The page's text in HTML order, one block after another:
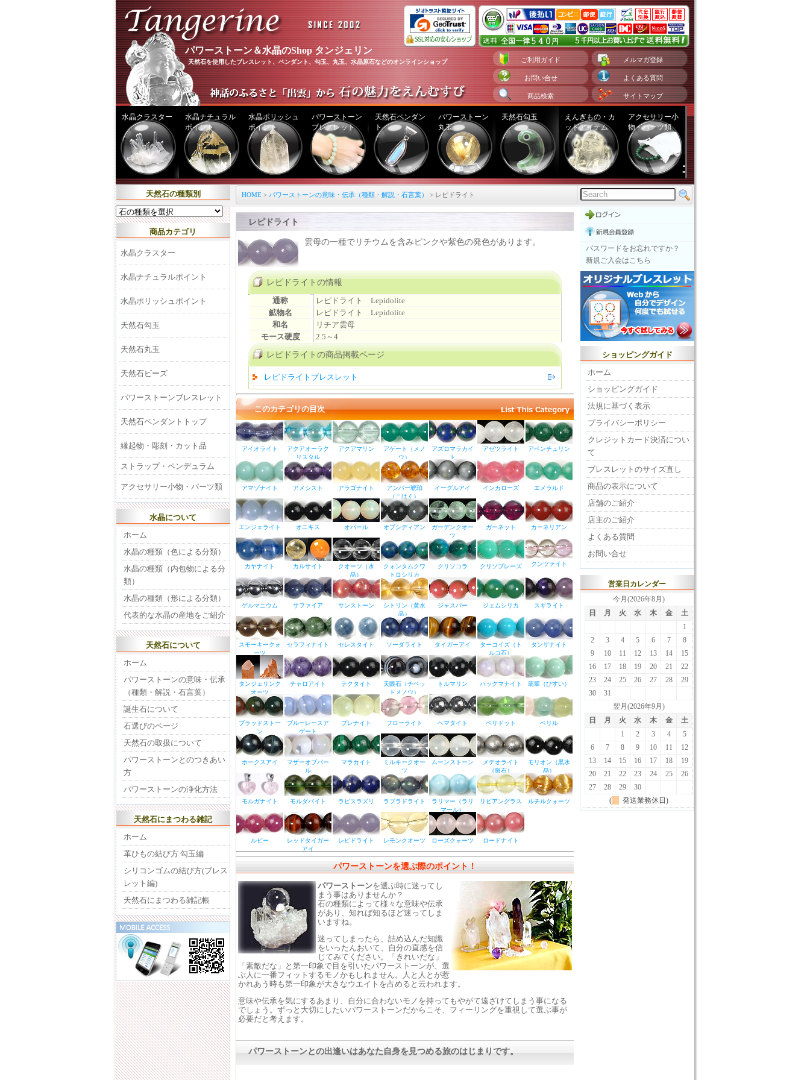
パワーストーン＆水晶のShop タンジェリン
天然石を使用したブレスレット、ペンダント、勾玉、丸玉、水晶原石などのオンラインショップ ご利用ガイド メルマガ登録
お問い合せ よくある質問
商品検索 サイトマップ
水晶クラスター
水晶ナチュラル
ポイント
水晶ポリッシュ
ポイント
パワーストーン
ブレスレット
天然石ペンダン
ト
パワーストーン
丸玉
天然石勾玉
えんぎもの・カ
ットアイテム
アクセサリー小
物・パーツ類
HOME > パワーストーンの意味・伝承（種類・解説・石言葉） > レピドライト
レピドライト
雲母の一種でリチウムを含みピンクや紫色の発色があります。
レピドライトの情報
通称
レピドライト Lepidolite
鉱物名
レピドライト Lepidolite
和名
リチア雲母
モース硬度
2.5～4
レピドライトの商品掲載ページ
レピドライトブレスレット
このカテゴリの目次
アイオライト
アクアオーラク
リスタル
アクアマリン
アゲート（メノ
ウ）
アズロマラカイ
ト
アゼツライト アベンチュリン
アマゾナイト アメシスト アラゴナイト
アンバー琥珀
（こはく）
イーグルアイ インカローズ エメラルド
エンジェライト オニキス オパール オブシディアン
ガーデンクオー
ツ
ガーネット カーネリアン
カヤナイト カルサイト
クオーツ（水
晶）
クォンタムクワ
トロシリカ
クリソコラ クリソプレーズ クンツァイト
ゲルマニウム サファイア サンストーン
シトリン（黄水
晶）
ジャスパー ジェムシリカ スギライト
スモーキークォ
ーツ
セラフィナイト セレスタイト ソーダライト タイガーアイ
ターコイズ（ト
ルコ石）
タンザナイト
タンジェリンク
オーツ
チャロアイト テクタイト
天眼石（チベッ
トメノウ）
トルマリン ハックマナイト 翡翠（ひすい）
ブラッドストー
ン
ブルーレースア
ゲート
プレナイト フローライト ヘマタイト ペリドット ベリル
ホークスアイ
マザーオブパー
ル
マラカイト
ミルキークオー
ツ
ムーンストーン
メテオライト
（隕石）
モリオン（黒水
晶）
モルガナイト モルダバイト ラピスラズリ ラブラドライト
ラリマー（ラリ
マール）
リビアングラス ルチルクォーツ
ルビー
レッドタイガー
アイ
レピドライト レモンクオーツ ローズクォーツ ロードナイト
パワーストーンを選ぶ際のポイント！
パワーストーンを選ぶ時に迷ってし
まう事はありませんか？
石の種類によって様々な意味や伝承
があり、知れば知るほど迷ってしま
いますね。
迷ってしまったら、詰め込んだ知識
をいったんおいて、自分の直感を信
じてみてください。「きれいだな」
「素敵だな」と第一印象で目を引いたパワーストーンが、選
ぶ人に一番フィットするモノかもしれません。人と人とが惹
かれあう時も第一印象が大きなウエイトを占めると云われます。
意味や伝承を気にするあまり、自分に合わないモノを持ってもやがて遠ざけてしまう事になる
でしょう。ずっと大切にしたいパワーストーンだからこそ、フィーリングを重視して選ぶ事が
必要だと考えます。
パワーストーンとの出逢いはあなた自身を見つめる旅のはじまりです。
天然石の種類別
商品カテゴリ
水晶クラスター
水晶ナチュラルポイント
水晶ポリッシュポイント
天然石勾玉
天然石丸玉
天然石ビーズ
パワーストーンブレスレット
天然石ペンダントトップ
縁起物・彫刻・カット品
ストラップ・ペンデュラム
アクセサリー小物・パーツ類
水晶について
ホーム
水晶の種類（色による分類）
水晶の種類（内包物による分
類）
水晶の種類（形による分類）
代表的な水晶の産地をご紹介
天然石について
ホーム
パワーストーンの意味・伝承
（種類・解説・石言葉）
誕生石について
石選びのページ
天然石の取扱について
パワーストーンとのつきあい
方
パワーストーンの浄化方法
天然石にまつわる雑記
ホーム
革ひもの結び方 勾玉編
シリコンゴムの結び方(ブレス
レット編)
天然石にまつわる雑記帳
パスワードをお忘れですか？
新規ご入会はこちら
ショッピングガイド
ホーム
ショッピングガイド
法規に基づく表示
プライバシーポリシー
クレジットカード決済につい
て
ブレスレットのサイズ直し
商品の表示について
店舗のご紹介
店主のご紹介
よくある質問
お問い合せ
営業日カレンダー
今月(2026年8月)
日
月 火 水 木 金
土
1
2
3 4 5 6 7
8
9
10 11 12 13 14
15
16
17 18 19 20 21
22
23
24 25 26 27 28
29
30
31
翌月(2026年9月)
日
月 火 水 木 金
土
1
2 3 4
5
6
7 8 9 10 11
12
13
14 15 16 17 18
19
20
21 22 23 24 25
26
27
28 29
30
(
発送業務休日)